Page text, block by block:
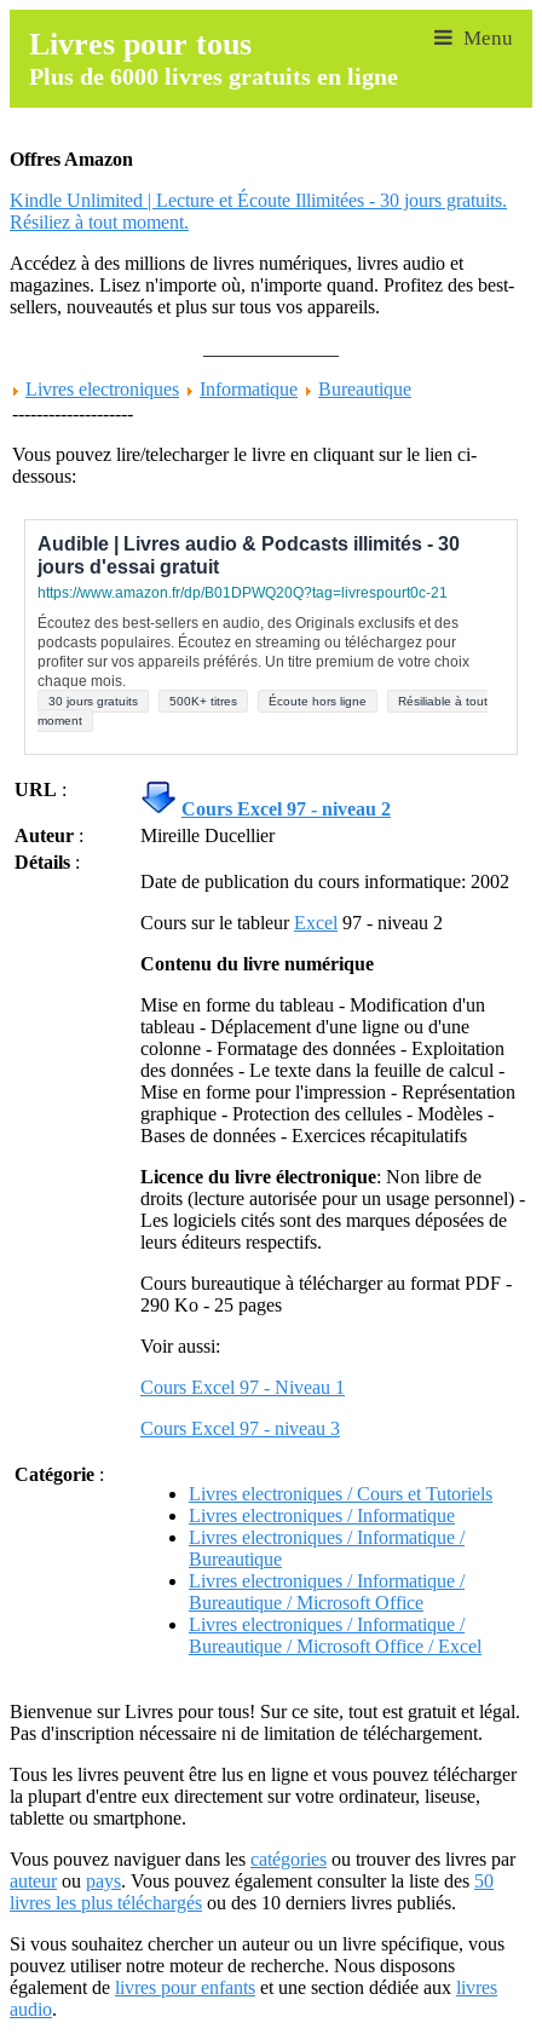
Livres pour tous
Plus de 6000 livres gratuits en ligne
Offres Amazon
Kindle Unlimited | Lecture et Écoute Illimitées - 30 jours gratuits.
Résiliez à tout moment.
Accédez à des millions de livres numériques, livres audio et
magazines. Lisez n'importe où, n'importe quand. Profitez des best-
sellers, nouveautés et plus sur tous vos appareils.
Livres electroniques
Informatique
Bureautique
--------------------
Vous pouvez lire/telecharger le livre en cliquant sur le lien ci-
dessous:
Audible | Livres audio & Podcasts illimités - 30
jours d'essai gratuit
https://www.amazon.fr/dp/B01DPWQ20Q?tag=livrespourt0c-21
Écoutez des best-sellers en audio, des Originals exclusifs et des
podcasts populaires. Écoutez en streaming ou téléchargez pour
profiter sur vos appareils préférés. Un titre premium de votre choix
chaque mois.
30 jours gratuits 500K+ titres Écoute hors ligne
Résiliable à tout
moment
URL :
Cours Excel 97 - niveau 2
Auteur :
Mireille Ducellier
Détails :
Date de publication du cours informatique: 2002
Cours sur le tableurExcel 97 - niveau 2
Contenu du livre numérique
Mise en forme du tableau - Modification d'un
tableau - Déplacement d'une ligne ou d'une
colonne - Formatage des données - Exploitation
des données - Le texte dans la feuille de calcul -
Mise en forme pour l'impression - Représentation
graphique - Protection des cellules - Modèles -
Bases de données - Exercices récapitulatifs
Licence du livre électronique: Non libre de
droits (lecture autorisée pour un usage personnel) -
Les logiciels cités sont des marques déposées de
leurs éditeurs respectifs.
Cours bureautique à télécharger au format PDF -
290 Ko - 25 pages
Voir aussi:
Cours Excel 97 - Niveau 1
Cours Excel 97 - niveau 3
Catégorie :
Livres electroniques / Cours et Tutoriels
Livres electroniques / Informatique
Livres electroniques / Informatique /
Bureautique
Livres electroniques / Informatique /
Bureautique / Microsoft Office
Livres electroniques / Informatique /
Bureautique / Microsoft Office / Excel
Bienvenue sur Livres pour tous! Sur ce site, tout est gratuit et légal.
Pas d'inscription nécessaire ni de limitation de téléchargement.
Tous les livres peuvent être lus en ligne et vous pouvez télécharger
la plupart d'entre eux directement sur votre ordinateur, liseuse,
tablette ou smartphone.
Vous pouvez naviguer dans les catégories ou trouver des livres par
auteurou pays. Vous pouvez également consulter la liste des 50
livres les plus téléchargés ou des 10 derniers livres publiés.
Si vous souhaitez chercher un auteur ou un livre spécifique, vous
pouvez utiliser notre moteur de recherche. Nous disposons
également de livres pour enfants et une section dédiée aux livres
audio.